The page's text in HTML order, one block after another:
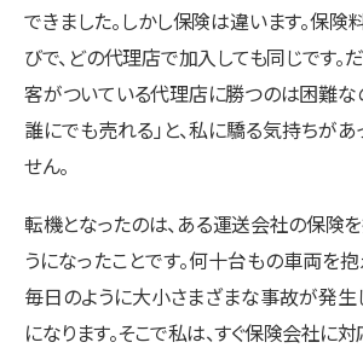
できました。しかし保険は違います。保
びで、どの代理店で加入しても同じです。
客がついている代理店に勝つのは困難な
誰にでも売れる」と、私に驕る気持ちが
せん。
転機となったのは、ある運送会社の保険
うになったことです。何十台もの車両を
毎日のように大小さまざまな事故が発生
になります。そこで私は、すぐ保険会社に